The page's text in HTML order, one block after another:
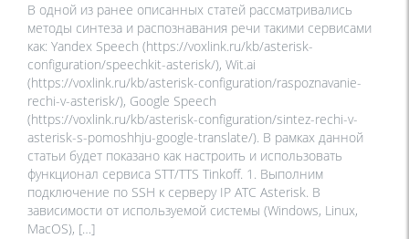
В одной из ранее описанных статей рассматривались
методы синтеза и распознавания речи такими сервисами
как: Yandex Speech (https://voxlink.ru/kb/asterisk-
configuration/speechkit-asterisk/), Wit.ai
(https://voxlink.ru/kb/asterisk-configuration/raspoznavanie-
rechi-v-asterisk/), Google Speech
(https://voxlink.ru/kb/asterisk-configuration/sintez-rechi-v-
asterisk-s-pomoshhju-google-translate/). В рамках данной
статьи будет показано как настроить и использовать
функционал сервиса STT/TTS Tinkoff. 1. Выполним
подключение по SSH к серверу IP АТС Asterisk. В
зависимости от используемой системы (Windows, Linux,
MacOS), […]